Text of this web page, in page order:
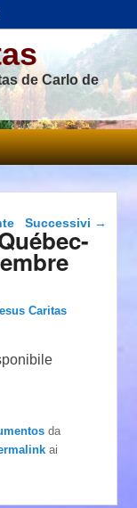
de Carlo de
articolo
Successivi →
Caritas
da
ai